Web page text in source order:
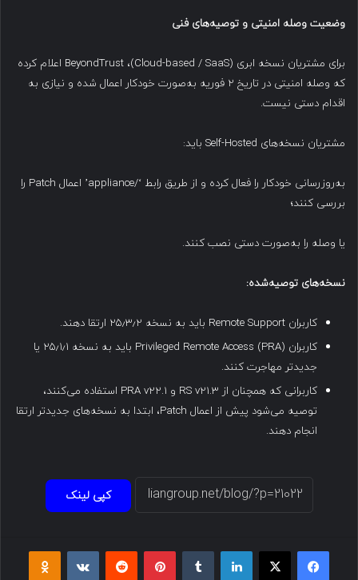
وضعیت وصله امنیتی و توصیه‌های فنی
برای مشتریان نسخه ابری (Cloud-based / SaaS)، BeyondTrust اعلام کرده
که وصله امنیتی در تاریخ ۲ فوریه به‌صورت خودکار اعمال شده و نیازی به
اقدام دستی نیست.
مشتریان نسخه‌های Self-Hosted باید:
به‌روزرسانی خودکار را فعال کرده و از طریق رابط ‘/appliance’ اعمال Patch را
بررسی کنند؛
یا وصله را به‌صورت دستی نصب کنند.
نسخه‌های توصیه‌شده:
کاربران Remote Support باید به نسخه ۲۵٫۳٫۲ ارتقا دهند.
کاربران Privileged Remote Access (PRA) باید به نسخه ۲۵٫۱٫۱ یا
جدیدتر مهاجرت کنند.
کاربرانی که همچنان از RS v21.3 و PRA v22.1 استفاده می‌کنند،
توصیه می‌شود پیش از اعمال Patch، ابتدا به نسخه‌های جدیدتر ارتقا
انجام دهند.
کپی لینک
فیسبوک ایکس لینکداین پینتریست